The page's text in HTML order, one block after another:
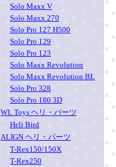
Solo Maxx V
Solo Maxx 270
Solo Pro 127 H500
Solo Pro 129
Solo Pro 123
Solo Maxx Revolution
Solo Maxx Revolution BL
Solo Pro 328
Solo Pro 180 3D
WL Toys ヘリ・パーツ
Heli Bird
ALIGN ヘリ・パーツ
T-Rex150/150X
T-Rex250